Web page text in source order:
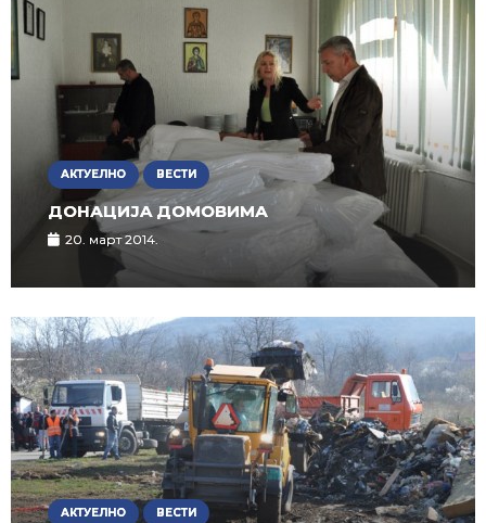
АКТУЕЛНО ВЕСТИ
ДОНАЦИЈA ДОМОВИМА
20. март 2014.
АКТУЕЛНО ВЕСТИ